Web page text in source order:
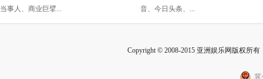
当事人、商业巨擘...
断
音、今日头条、...
Copyright © 2008-2015 亚洲娱乐网版权所
冀